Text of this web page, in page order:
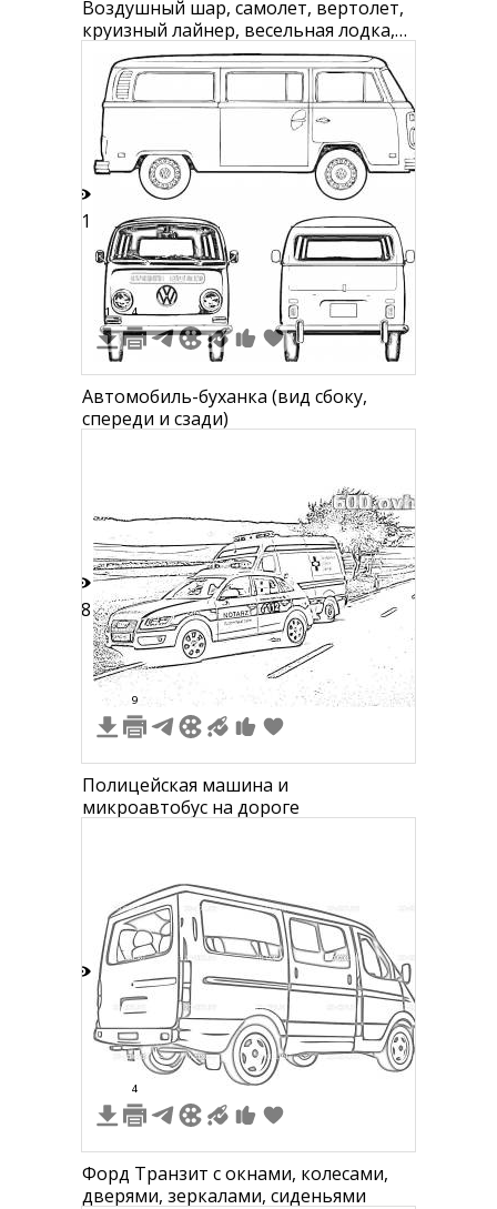
Воздушный шар, самолет, вертолет,
круизный лайнер, весельная лодка,
моторная лодка, грузовик,
микроавтобус, велосипед, легковой
автомобиль с багажником на крыше,
мотоцикл
11
1 4
Автомобиль-буханка (вид сбоку,
спереди и сзади)
18
9
Полицейская машина и
микроавтобус на дороге
4
Форд Транзит с окнами, колесами,
дверями, зеркалами, сиденьями